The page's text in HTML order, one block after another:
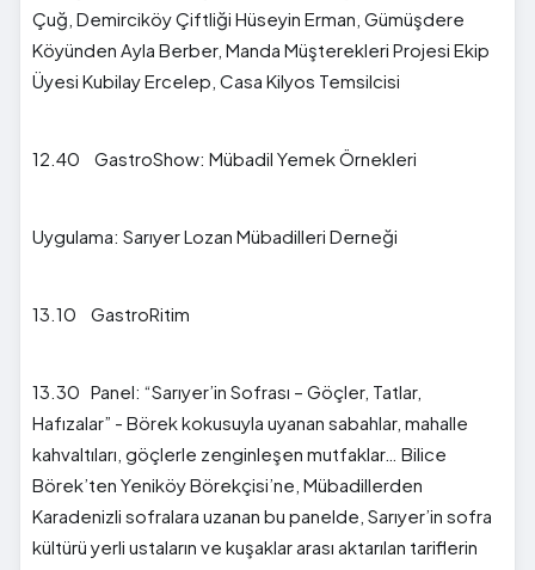
Çuğ, Demirciköy Çiftliği Hüseyin Erman, Gümüşdere
Köyünden Ayla Berber, Manda Müşterekleri Projesi Ekip
Üyesi Kubilay Ercelep, Casa Kilyos Temsilcisi
12.40 GastroShow: Mübadil Yemek Örnekleri
Uygulama: Sarıyer Lozan Mübadilleri Derneği
13.10 GastroRitim
13.30 Panel: “Sarıyer’in Sofrası – Göçler, Tatlar,
Hafızalar” - Börek kokusuyla uyanan sabahlar, mahalle
kahvaltıları, göçlerle zenginleşen mutfaklar… Bilice
Börek’ten Yeniköy Börekçisi’ne, Mübadillerden
Karadenizli sofralara uzanan bu panelde, Sarıyer’in sofra
kültürü yerli ustaların ve kuşaklar arası aktarılan tariflerin